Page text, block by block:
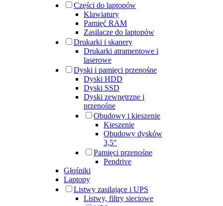
Części do laptopów
Klawiatury
Pamięć RAM
Zasilacze do laptopów
Drukarki i skanery
Drukarki atramentowe i
laserowe
Dyski i pamięci przenośne
Dyski HDD
Dyski SSD
Dyski zewnętrzne i
przenośne
Obudowy i kieszenie
Kieszenie
Obudowy dysków
3,5"
Pamięci przenośne
Pendrive
Głośniki
Laptopy
Listwy zasilające i UPS
Listwy, filtry sieciowe